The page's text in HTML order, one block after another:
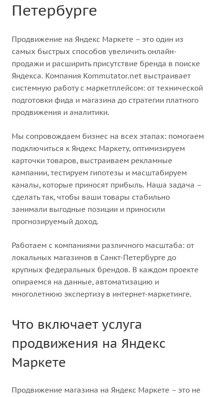
Петербурге
Продвижение на Яндекс Маркете – это один из
самых быстрых способов увеличить онлайн-
продажи и расширить присутствие бренда в поиске
Яндекса. Компания Kommutator.net выстраивает
системную работу с маркетплейсом: от технической
подготовки фида и магазина до стратегии платного
продвижения и аналитики.
Мы сопровождаем бизнес на всех этапах: помогаем
подключиться к Яндекс Маркету, оптимизируем
карточки товаров, выстраиваем рекламные
кампании, тестируем гипотезы и масштабируем
каналы, которые приносят прибыль. Наша задача –
сделать так, чтобы ваши товары стабильно
занимали выгодные позиции и приносили
прогнозируемый доход.
Работаем с компаниями различного масштаба: от
локальных магазинов в Санкт-Петербурге до
крупных федеральных брендов. В каждом проекте
опираемся на данные, автоматизацию и
многолетнюю экспертизу в интернет-маркетинге.
Что включает услуга
продвижения на Яндекс
Маркете
Продвижение магазина на Яндекс Маркете – это не